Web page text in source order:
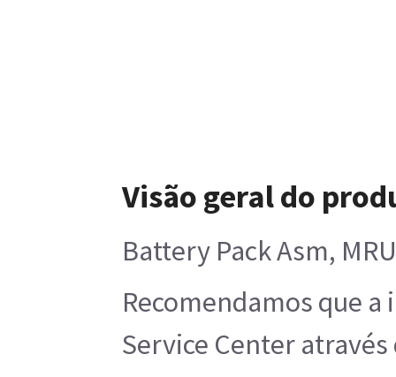
Visão geral do
Battery Pack Asm,
Recomendamos que
Service Center